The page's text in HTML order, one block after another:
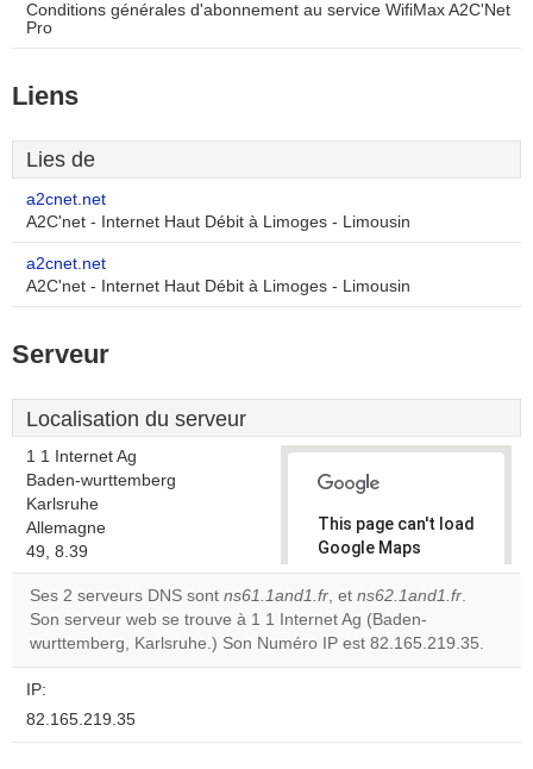
Conditions générales d'abonnement au service WifiMax A2C'Net
Pro
Liens
Lies de
a2cnet.net
A2C'net - Internet Haut Débit à Limoges - Limousin
a2cnet.net
A2C'net - Internet Haut Débit à Limoges - Limousin
Serveur
Localisation du serveur
1 1 Internet Ag
Baden-wurttemberg
Karlsruhe
Allemagne
49, 8.39
This page can't load
Google Maps
correctly.
Do you
own this
OK
Ses 2 serveurs DNS sont ns61.1and1.fr, et ns62.1and1.fr.
Son serveur web se trouve à 1 1 Internet Ag (Baden-
wurttemberg, Karlsruhe.) Son Numéro IP est 82.165.219.35.
IP:
82.165.219.35